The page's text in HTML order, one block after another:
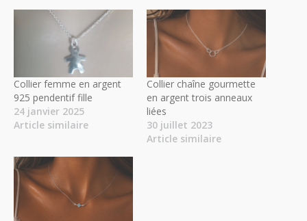
Collier femme en argent
925 pendentif fille
24 janvier 2025
Article similaire
Collier chaîne gourmette
en argent trois anneaux
liées
30 juillet 2023
Article similaire